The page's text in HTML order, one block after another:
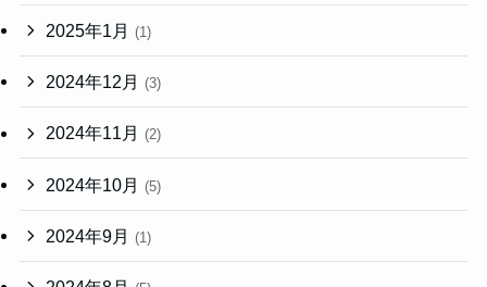
2025年1月 (1)
2024年12月 (3)
2024年11月 (2)
2024年10月 (5)
2024年9月 (1)